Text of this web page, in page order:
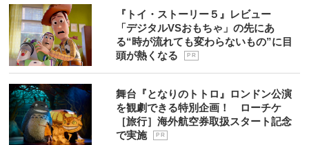
『トイ・ストーリー５』レビュー
「デジタルVSおもちゃ」の先にあ
る“時が流れても変わらないもの”に目
頭が熱くなる
P R
舞台『となりのトトロ』ロンドン公演
を観劇できる特別企画！ ローチケ
［旅行］海外航空券取扱スタート記念
で実施
P R